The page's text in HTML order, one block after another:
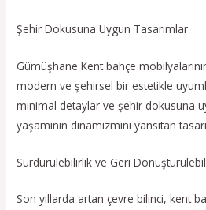
Şehir Dokusuna Uygun Tasarımlar
Gümüşhane Kent bahçe
modern ve şehirsel bir estetikle
minimal detaylar ve şehir dokusuna
yaşamının dinamizmini yansıtan
Sürdürülebilirlik ve Geri
Son yıllarda artan çevre bilinci, kent